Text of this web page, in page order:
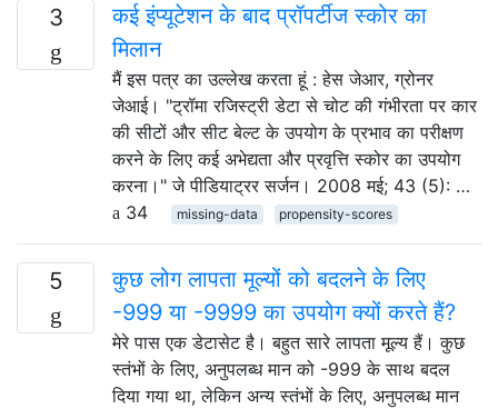
3
कई इंप्यूटेशन के बाद प्रॉपर्टीज स्कोर का
मिलान
मैं इस पत्र का उल्लेख करता हूं : हेस जेआर, ग्रोनर
जेआई। "ट्रॉमा रजिस्ट्री डेटा से चोट की गंभीरता पर कार
की सीटों और सीट बेल्ट के उपयोग के प्रभाव का परीक्षण
करने के लिए कई अभेद्यता और प्रवृत्ति स्कोर का उपयोग
करना।" जे पीडियाट्रर सर्जन। 2008 मई; 43 (5): …
34
missing-data propensity-scores
5
कुछ लोग लापता मूल्यों को बदलने के लिए
-999 या -9999 का उपयोग क्यों करते हैं?
मेरे पास एक डेटासेट है। बहुत सारे लापता मूल्य हैं। कुछ
स्तंभों के लिए, अनुपलब्ध मान को -999 के साथ बदल
दिया गया था, लेकिन अन्य स्तंभों के लिए, अनुपलब्ध मान